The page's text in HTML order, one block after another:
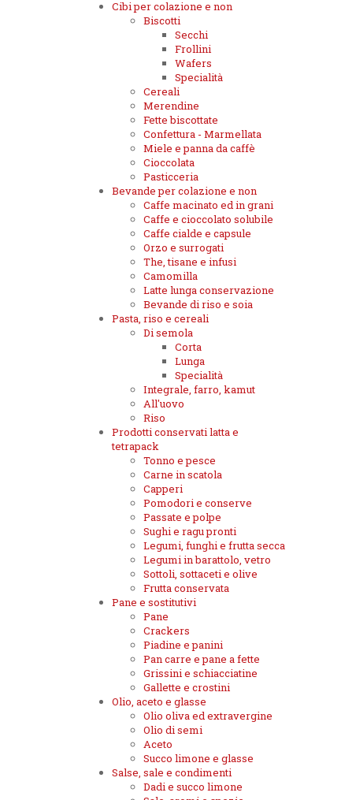
Cibi per colazione e non
Biscotti
Secchi
Frollini
Wafers
Specialità
Cereali
Merendine
Fette biscottate
Confettura - Marmellata
Miele e panna da caffè
Cioccolata
Pasticceria
Bevande per colazione e non
Caffe macinato ed in grani
Caffe e cioccolato solubile
Caffe cialde e capsule
Orzo e surrogati
The, tisane e infusi
Camomilla
Latte lunga conservazione
Bevande di riso e soia
Pasta, riso e cereali
Di semola
Corta
Lunga
Specialità
Integrale, farro, kamut
All'uovo
Riso
Prodotti conservati latta e
tetrapack
Tonno e pesce
Carne in scatola
Capperi
Pomodori e conserve
Passate e polpe
Sughi e ragu pronti
Legumi, funghi e frutta secca
Legumi in barattolo, vetro
Sottoli, sottaceti e olive
Frutta conservata
Pane e sostitutivi
Pane
Crackers
Piadine e panini
Pan carre e pane a fette
Grissini e schiacciatine
Gallette e crostini
Olio, aceto e glasse
Olio oliva ed extravergine
Olio di semi
Aceto
Succo limone e glasse
Salse, sale e condimenti
Dadi e succo limone